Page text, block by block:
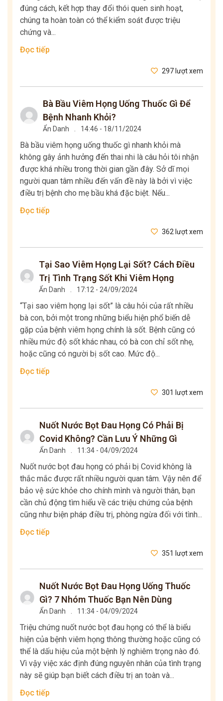
đúng cách, kết hợp thay đổi thói quen sinh hoạt,
chúng ta hoàn toàn có thể kiểm soát được triệu
chứng và...
Đọc tiếp
297 lượt xem
Bà Bầu Viêm Họng Uống Thuốc Gì Để
Bệnh Nhanh Khỏi?
Ẩn Danh 14:46 - 18/11/2024
Bà bầu viêm họng uống thuốc gì nhanh khỏi mà
không gây ảnh hưởng đến thai nhi là câu hỏi tôi nhận
được khá nhiều trong thời gian gần đây. Sở dĩ mọi
người quan tâm nhiều đến vấn đề này là bởi vì việc
điều trị bệnh cho mẹ bầu khá đặc biệt. Nếu...
Đọc tiếp
362 lượt xem
Tại Sao Viêm Họng Lại Sốt? Cách Điều
Trị Tình Trạng Sốt Khi Viêm Họng
Ẩn Danh 17:12 - 24/09/2024
“Tại sao viêm họng lại sốt” là câu hỏi của rất nhiều
bà con, bởi một trong những biểu hiện phổ biến dễ
gặp của bệnh viêm họng chính là sốt. Bệnh cũng có
nhiều mức độ sốt khác nhau, có bà con chỉ sốt nhẹ,
hoặc cũng có người bị sốt cao. Mức độ...
Đọc tiếp
301 lượt xem
Nuốt Nước Bọt Đau Họng Có Phải Bị
Covid Không? Cần Lưu Ý Những Gì
Ẩn Danh 11:34 - 04/09/2024
Nuốt nước bọt đau họng có phải bị Covid không là
thắc mắc được rất nhiều người quan tâm. Vậy nên để
bảo vệ sức khỏe cho chính mình và người thân, bạn
cần chủ động tìm hiểu về các triệu chứng của bệnh
cũng như biện pháp điều trị, phòng ngừa đối với tình...
Đọc tiếp
351 lượt xem
Nuốt Nước Bọt Đau Họng Uống Thuốc
Gì? 7 Nhóm Thuốc Bạn Nên Dùng
Ẩn Danh 11:34 - 04/09/2024
Triệu chứng nuốt nước bọt đau họng có thể là biểu
hiện của bệnh viêm họng thông thường hoặc cũng có
thể là dấu hiệu của một bệnh lý nghiêm trọng nào đó.
Vì vậy việc xác định đúng nguyên nhân của tình trạng
này sẽ giúp bạn biết cách điều trị an toàn và...
Đọc tiếp